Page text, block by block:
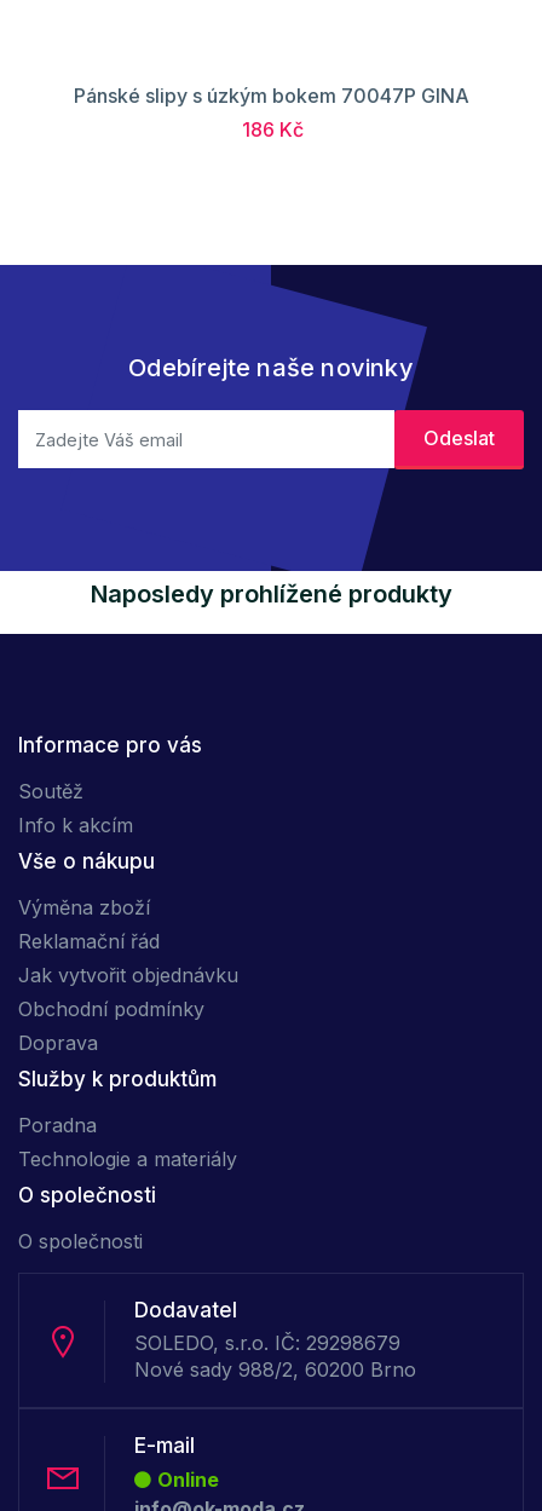
Pánské slipy s úzkým bokem 70047P GINA
186 Kč
Odebírejte naše novinky
Naposledy prohlížené produkty
Informace pro vás
Soutěž
Info k akcím
Vše o nákupu
Výměna zboží
Reklamační řád
Jak vytvořit objednávku
Obchodní podmínky
Doprava
Služby k produktům
Poradna
Technologie a materiály
O společnosti
O společnosti
Dodavatel
SOLEDO, s.r.o. IČ: 29298679
Nové sady 988/2, 60200 Brno
E-mail
Online